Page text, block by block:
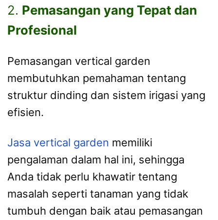
2. Pemasangan yang Tepat dan
Profesional
Pemasangan vertical garden
membutuhkan pemahaman tentang
struktur dinding dan sistem irigasi yang
efisien.
Jasa vertical garden memiliki
pengalaman dalam hal ini, sehingga
Anda tidak perlu khawatir tentang
masalah seperti tanaman yang tidak
tumbuh dengan baik atau pemasangan